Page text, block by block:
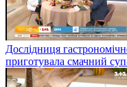
Дослідниця
приготувала смачний